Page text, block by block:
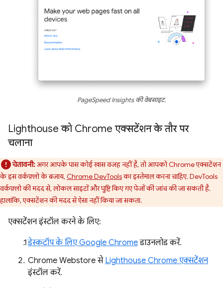
PageSpeed Insights की वेबसाइट.
Lighthouse को Chrome एक्सटेंशन के तौर पर
चलाना
चेतावनी:अगर आपके पास कोई खास वजह नहीं है, तो आपको Chrome एक्सटेंशन
के इस वर्कफ़्लो के बजाय, Chrome DevToolsका इस्तेमाल करना चाहिए. DevTools
वर्कफ़्लो की मदद से, लोकल साइटों और पुष्टि किए गए पेजों की जांच की जा सकती है.
हालांकि, एक्सटेंशन की मदद से ऐसा नहीं किया जा सकता.
एक्सटेंशन इंस्टॉल करने के लिए:
डेस्कटॉप के लिए Google Chromeडाउनलोड करें.
Chrome Webstore से Lighthouse Chrome एक्सटेंशन
इंस्टॉल करें.